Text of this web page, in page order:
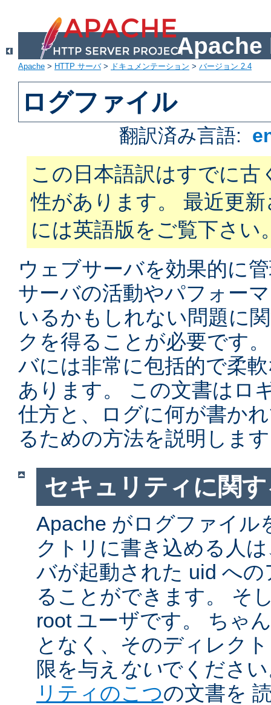
Apache
Apache > HTTP サーバ> ドキュメンテーション > バージョン 2.4
ログファイル
翻訳済み言語:
この日本語訳はすでに古
性があります。 最近更
には英語版をご覧下さい
ウェブサーバを効果的に
サーバの活動やパフォー
いるかもしれない問題に
クを得ることが必要です
バには非常に包括的で柔
あります。 この文書はロ
仕方と、ログに何が書か
るための方法を説明しま
セキュリティに関
Apache がログファイル
クトリに書き込める人
バが起動された uid へ
ることができます。 そ
root ユーザです。 ちゃ
となく、そのディレク
限を与え ないでくださ
リティのこつの文書を